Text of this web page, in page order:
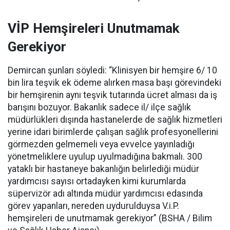
VİP Hemşireleri Unutmamak
Gerekiyor
Demircan şunları söyledi: “Klinisyen bir hemşire 6/ 10
bin lira teşvik ek ödeme alırken masa başı görevindeki
bir hemşirenin aynı teşvik tutarında ücret alması da iş
barışını bozuyor. Bakanlık sadece il/ ilçe sağlık
müdürlükleri dışında hastanelerde de sağlık hizmetleri
yerine idari birimlerde çalışan sağlık profesyonellerini
görmezden gelmemeli veya evvelce yayınladığı
yönetmeliklere uyulup uyulmadığına bakmalı. 300
yataklı bir hastaneye bakanlığın belirlediği müdür
yardımcısı sayısı ortadayken kimi kurumlarda
süpervizör adı altında müdür yardımcısı edasında
görev yapanları, nereden uydurulduysa V.i.P.
hemşireleri de unutmamak gerekiyor” (BSHA / Bilim